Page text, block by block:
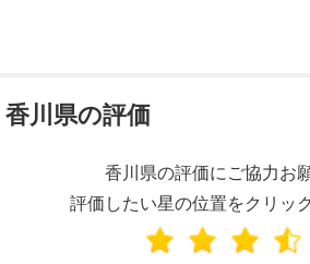
香川県の評価
香川県の評価にご協力お
評価したい星の位置をクリッ